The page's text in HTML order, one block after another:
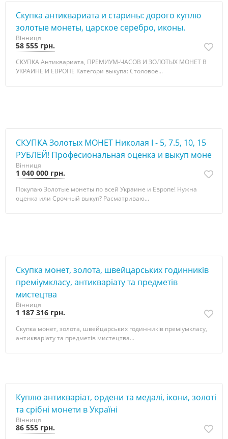
Скупка антиквариата и старины: дорого куплю
золотые монеты, царское серебро, иконы.
Вінниця
58 555 грн.
СКУПКА Антиквариата, ПРЕМИУМ-ЧАСОВ И ЗОЛОТЫХ МОНЕТ В
УКРАИНЕ И ЕВРОПЕ Категори выкупа: Столовое...
СКУПКА Золотых МОНЕТ Николая I - 5, 7.5, 10, 15
РУБЛЕЙ! Професиональная оценка и выкуп моне
Вінниця
1 040 000 грн.
Покупаю Золотые монеты по всей Украине и Европе! Нужна
оценка или Срочный выкуп? Расматриваю...
Скупка монет, золота, швейцарських годинників
преміумкласу, антикваріату та предметів
мистецтва
Вінниця
1 187 316 грн.
Скупка монет, золота, швейцарських годинників преміумкласу,
антикваріату та предметів мистецтва...
Куплю антикваріат, ордени та медалі, ікони, золоті
та срібні монети в Україні
Вінниця
86 555 грн.